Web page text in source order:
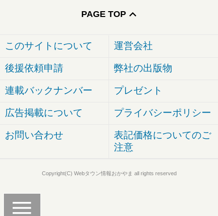
PAGE TOP
このサイトについて 運営会社
後援依頼申請 弊社の出版物
連載バックナンバー プレゼント
広告掲載について プライバシーポリシー
お問い合わせ
表記価格についてのご
注意
Copyright(C) Webタウン情報おかやま all rights reserved